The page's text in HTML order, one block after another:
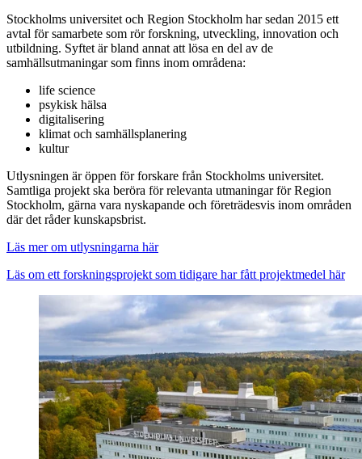
Stockholms universitet och Region Stockholm har sedan 2015 ett
avtal för samarbete som rör forskning, utveckling, innovation och
utbildning. Syftet är bland annat att lösa en del av de
samhällsutmaningar som finns inom områdena:
life science
psykisk hälsa
digitalisering
klimat och samhällsplanering
kultur
Utlysningen är öppen för forskare från Stockholms universitet.
Samtliga projekt ska beröra för relevanta utmaningar för Region
Stockholm, gärna vara nyskapande och företrädesvis inom områden
där det råder kunskapsbrist.
Läs mer om utlysningarna här
Läs om ett forskningsprojekt som tidigare har fått projektmedel här